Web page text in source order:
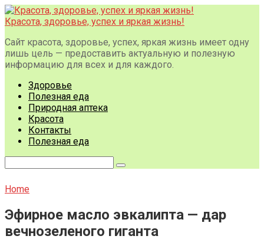
Перейти
к
Красота, здоровье, успех и яркая жизнь!
Сайт красота, здоровье, успех, яркая жизнь имеет одну
лишь цель — предоставить актуальную и полезную
информацию для всех и для каждого.
Здоровье
Полезная еда
Природная аптека
Красота
Контакты
Полезная еда
Home
Эфирное масло эвкалипта — дар
вечнозеленого гиганта